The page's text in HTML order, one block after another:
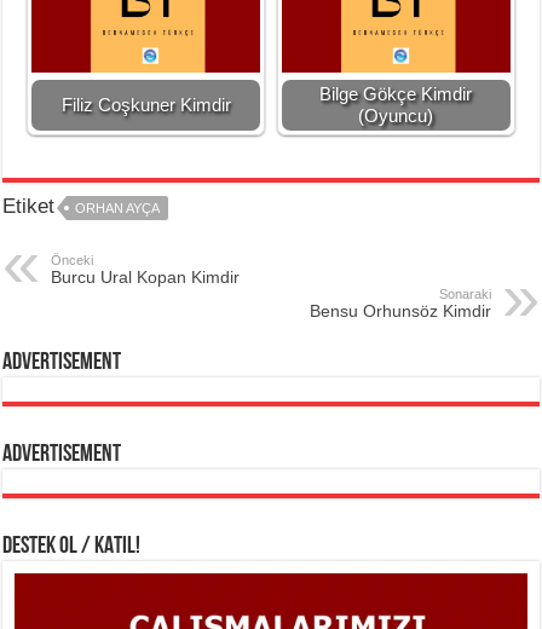
Filiz Coşkuner Kimdir
Bilge Gökçe Kimdir
(Oyuncu)
Etiket ORHAN AYÇA
Önceki
Burcu Ural Kopan Kimdir
Sonaraki
Bensu Orhunsöz Kimdir
Advertisement
Advertisement
DESTEK OL / KATIL!